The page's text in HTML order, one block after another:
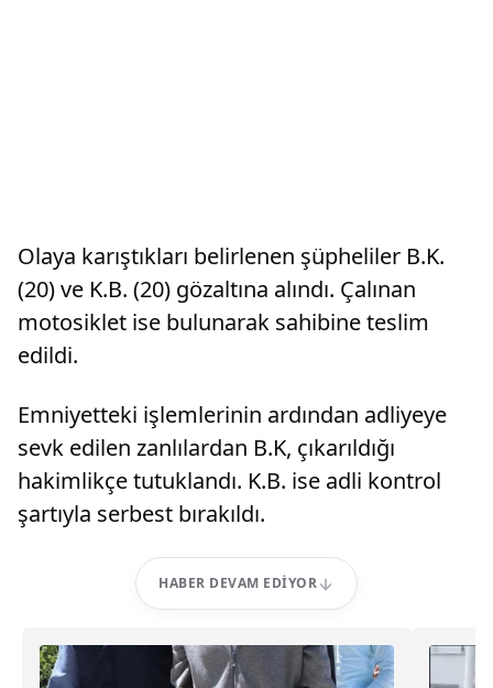
Olaya karıştıkları belirlenen şüpheliler B.K.
(20) ve K.B. (20) gözaltına alındı. Çalınan
motosiklet ise bulunarak sahibine teslim
edildi.
Emniyetteki işlemlerinin ardından adliyeye
sevk edilen zanlılardan B.K, çıkarıldığı
hakimlikçe tutuklandı. K.B. ise adli kontrol
şartıyla serbest bırakıldı.
HABER DEVAM EDIYOR